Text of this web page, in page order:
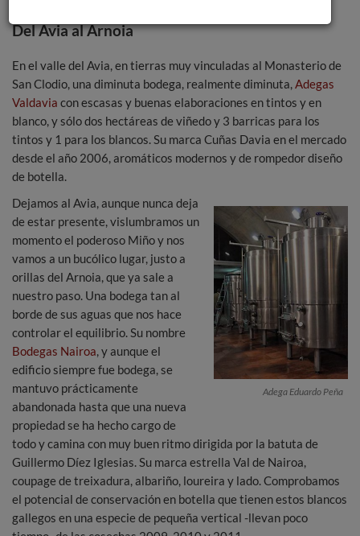
Del Avia al Arnoia
En el valle del Avia, en tierras muy vinculadas al Monasterio de
San Clodio, una diminuta bodega, realmente diminuta,Adegas
Valdavia con escasas y buenas elaboraciones en tintos y en
blanco, y sólo dos hectáreas de viñedo y 3 barricas para los
tintos y 1 para los blancos. Su marca Cuñas Davia en el mercado
desde el año 2006, aromáticos modernos y de rompedor diseño
de botella.
Adega Eduardo Peña
Dejamos al Avia, aunque nunca deja
de estar presente, vislumbramos un
momento el poderoso Miño y nos
vamos a un bucólico lugar, justo a
orillas del Arnoia, que ya sale a
nuestro paso. Una bodega tan al
borde de sus aguas que nos hace
controlar el equilibrio. Su nombre
Bodegas Nairoa, y aunque el
edificio siempre fue bodega, se
mantuvo prácticamente
abandonada hasta que una nueva
propiedad se ha hecho cargo de
todo y camina con muy buen ritmo dirigida por la batuta de
Guillermo Díez Iglesias. Su marca estrella Val de Nairoa,
coupage de treixadura, albariño, loureira y lado. Comprobamos
el potencial de conservación en botella que tienen estos blancos
gallegos en una especie de pequeña vertical -llevan poco